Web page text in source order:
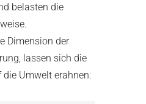
belasten die
Dimension der
lassen sich die
Umwelt erahnen: